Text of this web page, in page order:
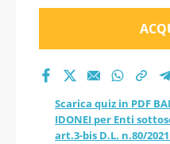
n.80/
DI VILLA
(BR)
DEGLI
PROFILO
Scarica quiz in PDF
IDONEI per Enti
art.3-bis D.L. n.80/2021